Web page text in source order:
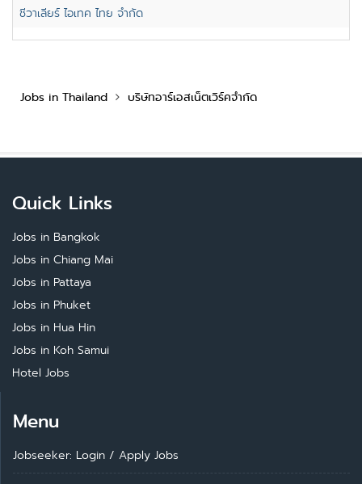
ชีวาเลียร์ ไอเทค ไทย จำกัด
Jobs in Thailand บริษัทอาร์เอสเน็ตเวิร์คจำกัด
Quick Links
Jobs in Bangkok
Jobs in Chiang Mai
Jobs in Pattaya
Jobs in Phuket
Jobs in Hua Hin
Jobs in Koh Samui
Hotel Jobs
Menu
Jobseeker: Login / Apply Jobs